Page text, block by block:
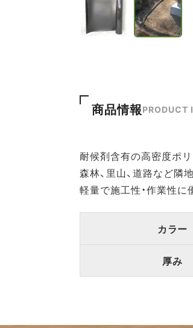
商品情報PRODUCT
耐候剤含有の高密度ポ
森林、里山、道路など隣
軽量で施工性・作業性に
カラー
厚み